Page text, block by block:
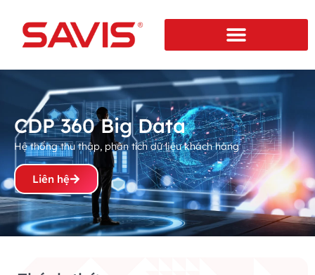
CDP 360 Big Data
Hệ thống thu thập, phân tích dữ liệu khách hàng
Liên hệ